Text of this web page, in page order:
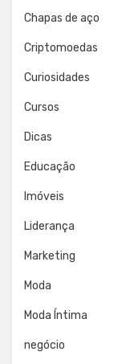
Chapas de aço
Criptomoedas
Curiosidades
Cursos
Dicas
Educação
Imóveis
Liderança
Marketing
Moda
Moda Íntima
negócio